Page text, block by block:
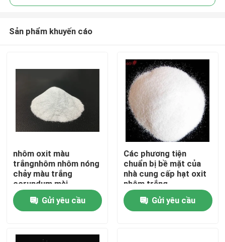
Nhà
Sản phẩm
Về chúng tôi
Sản phẩm khuyến cáo
nhôm oxit màu
trắngnhôm nhôm nóng
chảy màu trắng
corundum mài
trắngnhôm oxit hạt
Gửi yêu cầu
Các phương tiện
chuẩn bị bề mặt của
nhà cung cấp hạt oxit
nhôm trắng
Gửi yêu cầu